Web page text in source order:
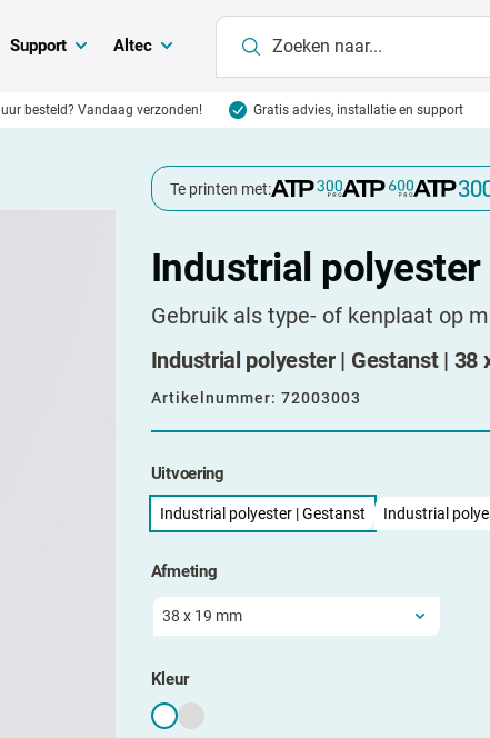
Support Altec
besteld? Vandaag verzonden! Gratis advies, installatie en support
Te printen met:
Industrial polyester
Gebruik als type- of kenplaat op
Industrial polyester | Gestanst | 38
Artikelnummer: 72003003
Uitvoering
Industrial polyester | Gestanst Industrial
Afmeting
Kleur